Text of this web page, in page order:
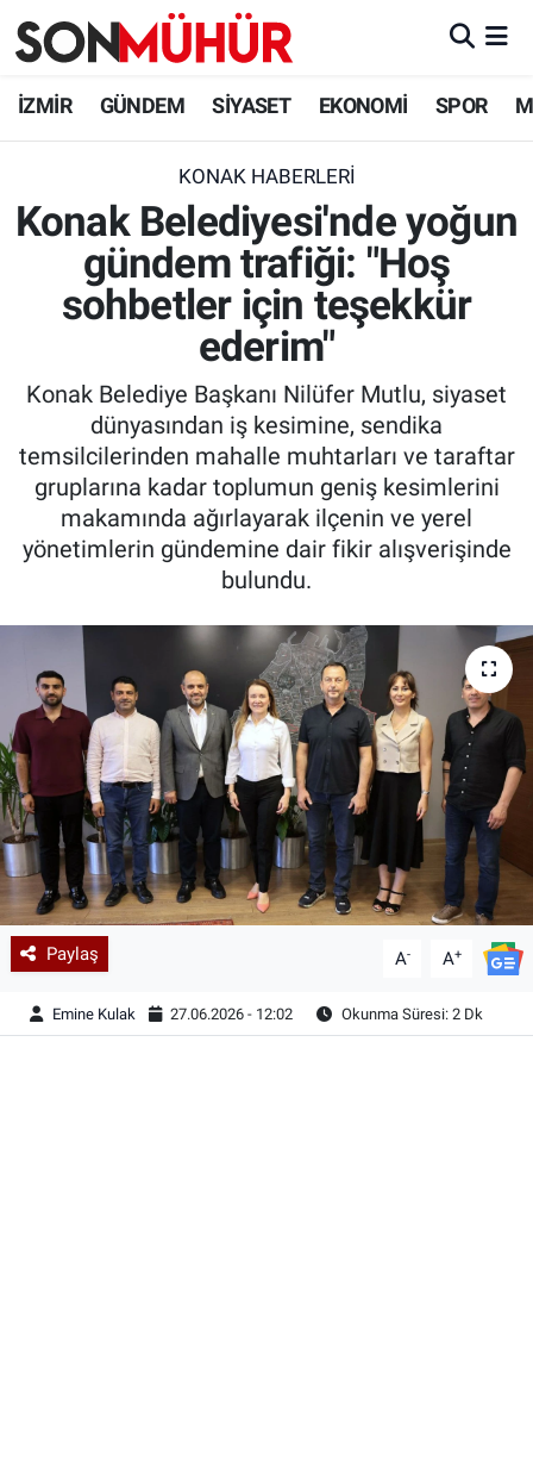
İZMİR GÜNDEM SİYASET EKONOMİ SPOR
KONAK HABERLERI
Konak Belediyesi'nde yoğun
gündem trafiği: "Hoş
sohbetler için teşekkür
ederim"
Konak Belediye Başkanı Nilüfer Mutlu, siyaset
dünyasından iş kesimine, sendika
temsilcilerinden mahalle muhtarları ve taraftar
gruplarına kadar toplumun geniş kesimlerini
makamında ağırlayarak ilçenin ve yerel
yönetimlerin gündemine dair fikir alışverişinde
bulundu.
Paylaş A- A+
Emine Kulak 27.06.2026 - 12:02 Okunma Süresi: 2 Dk
İzmir Nöbetçi Eczaneler
İzmir Namaz Vakitleri
İzmir Trafik Yoğunluk Haritası
Süper Lig Puan Durumu ve Fikstür
Tüm Manşetler
Son Dakika Haberleri
Haber Arşivi